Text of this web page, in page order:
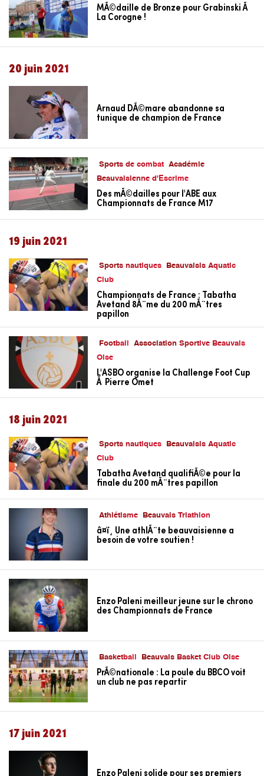
MÃ©daille de Bronze pour Grabinski Ã
La Corogne !
20 juin 2021
Arnaud DÃ©mare abandonne sa
tunique de champion de France
Sports de combat
Académie
Beauvaisienne d'Escrime
Des mÃ©dailles pour l'ABE aux
Championnats de France M17
19 juin 2021
Sports nautiques
Beauvaisis Aquatic
Club
Championnats de France : Tabatha
Avetand 8Ã¨me du 200 mÃ¨tres
papillon
Football
Association Sportive Beauvais
Oise
L'ASBO organise la Challenge Foot Cup
Ã Pierre Omet
18 juin 2021
Sports nautiques
Beauvaisis Aquatic
Club
Tabatha Avetand qualifiÃ©e pour la
finale du 200 mÃ¨tres papillon
Athlétisme Beauvais Triathlon
â¤ï¸ Une athlÃ¨te beauvaisienne a
besoin de votre soutien !
Enzo Paleni meilleur jeune sur le chrono
des Championnats de France
Basketball Beauvais Basket Club Oise
PrÃ©nationale : La poule du BBCO voit
un club ne pas repartir
17 juin 2021
Enzo Paleni solide pour ses premiers